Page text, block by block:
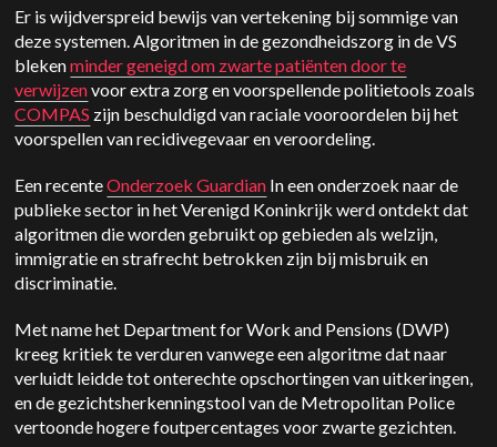
Er is wijdverspreid bewijs van vertekening bij sommige van
deze systemen. Algoritmen in de gezondheidszorg in de VS
blekenminder geneigd om zwarte patiënten door te
verwijzenvoor extra zorg en voorspellende politietools zoals
COMPAS zijn beschuldigd van raciale vooroordelen bij het
voorspellen van recidivegevaar en veroordeling.
Een recenteOnderzoek Guardian In een onderzoek naar de
publieke sector in het Verenigd Koninkrijk werd ontdekt dat
algoritmen die worden gebruikt op gebieden als welzijn,
immigratie en strafrecht betrokken zijn bij misbruik en
discriminatie.
Met name het Department for Work and Pensions (DWP)
kreeg kritiek te verduren vanwege een algoritme dat naar
verluidt leidde tot onterechte opschortingen van uitkeringen,
en de gezichtsherkenningstool van de Metropolitan Police
vertoonde hogere foutpercentages voor zwarte gezichten.